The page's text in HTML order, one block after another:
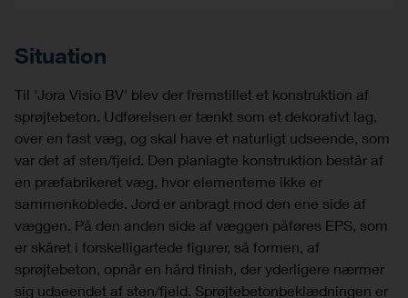
Situation
Til 'Jora Visio BV' blev der fremstillet et konstruktion af
sprøjtebeton. Udførelsen er tænkt som et dekorativt lag,
over en fast væg, og skal have et naturligt udseende, som
var det af sten/fjeld. Den planlagte konstruktion består af
en præfabrikeret væg, hvor elementerne ikke er
sammenkoblede. Jord er anbragt mod den ene side af
væggen. På den anden side af væggen påføres EPS, som
er skåret i forskelligartede figurer, så formen, af ​
sprøjtebeton, opnår en hård finish, der yderligere nærmer
sig udseendet af sten/fjeld. Sprøjtebetonbeklædningen er